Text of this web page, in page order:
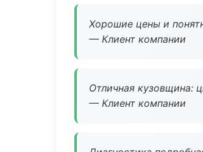
Хорошие цены и
— Клиент компании
Отличная кузовщина:
— Клиент компании